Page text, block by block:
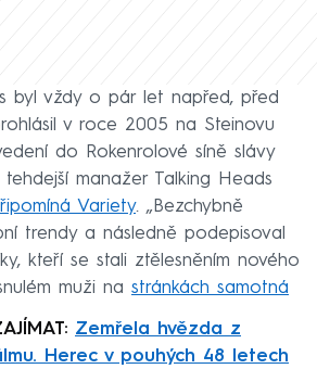
byl vždy o pár let napřed, před
v roce 2005 na Steinovu
do Rokenrolové síně slávy
manažer Talking Heads
Variety. „Bezchybně
trendy a následně podepisoval
kteří se stali ztělesněním nového
muži na stránkách samotná
Zemřela hvězda z
Herec v pouhých 48 letech